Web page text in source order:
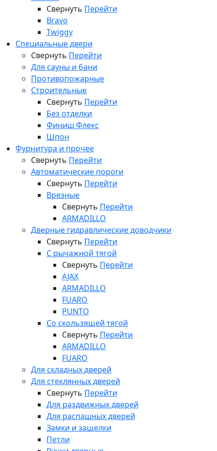
Свернуть Перейти
Bravo
Twiggy
Специальные двери
Свернуть Перейти
Для сауны и бани
Противопожарные
Строительные
Свернуть Перейти
Без отделки
Финиш Флекс
Шпон
Фурнитура и прочее
Свернуть Перейти
Автоматические пороги
Свернуть Перейти
Врезные
Свернуть Перейти
ARMADILLO
Дверные гидравлические доводчики
Свернуть Перейти
С рычажной тягой
Свернуть Перейти
AJAX
ARMADILLO
FUARO
PUNTO
Со скользящей тягой
Свернуть Перейти
ARMADILLO
FUARO
Для складных дверей
Для стеклянных дверей
Свернуть Перейти
Для раздвижных дверей
Для распашных дверей
Замки и защелки
Петли